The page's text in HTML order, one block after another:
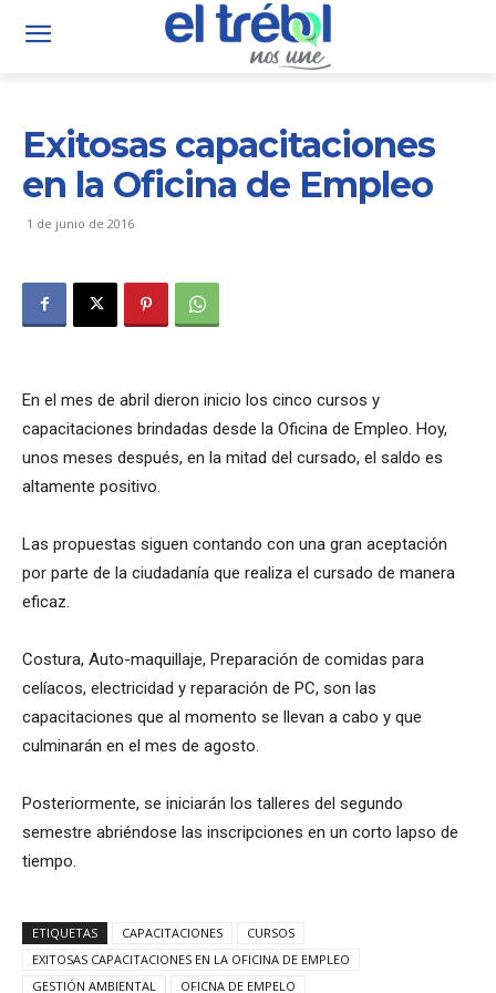
Exitosas capacitaciones
en la Oficina de Empleo
1 de junio de 2016
En el mes de abril dieron inicio los cinco cursos y
capacitaciones brindadas desde la Oficina de Empleo. Hoy,
unos meses después, en la mitad del cursado, el saldo es
altamente positivo.
Las propuestas siguen contando con una gran aceptación
por parte de la ciudadanía que realiza el cursado de manera
eficaz.
Costura, Auto-maquillaje, Preparación de comidas para
celíacos, electricidad y reparación de PC, son las
capacitaciones que al momento se llevan a cabo y que
culminarán en el mes de agosto.
Posteriormente, se iniciarán los talleres del segundo
semestre abriéndose las inscripciones en un corto lapso de
tiempo.
ETIQUETAS CAPACITACIONES
CURSOS
EXITOSAS CAPACITACIONES EN LA OFICINA DE EMPLEO
GESTIÓN AMBIENTAL
OFICNA DE EMPELO